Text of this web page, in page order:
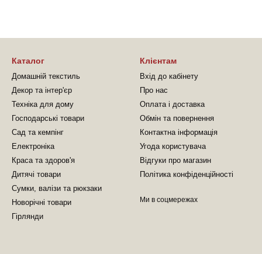
Каталог
Домашній текстиль
Декор та інтер'єр
Техніка для дому
Господарські товари
Сад та кемпінг
Електроніка
Краса та здоров'я
Дитячі товари
Сумки, валізи та рюкзаки
Новорічні товари
Гірлянди
Клієнтам
Вхід до кабінету
Про нас
Оплата і доставка
Обмін та повернення
Контактна інформація
Угода користувача
Відгуки про магазин
Політика конфіденційності
Ми в соцмережах